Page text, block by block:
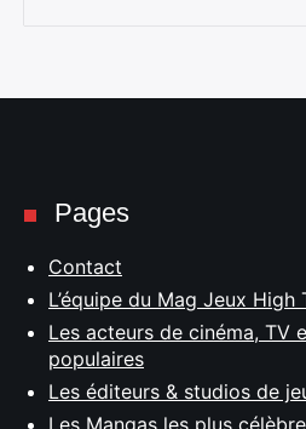
Pages
Contact
L’équipe du Mag Jeux High
Les acteurs de cinéma, TV
populaires
Les éditeurs & studios de
Les Mangas les plus